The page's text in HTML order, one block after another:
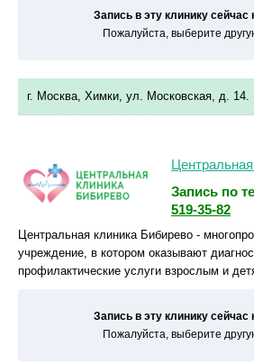
Запись в эту клинику сейчас
Пожалуйста, выберите
г. Москва, Химки, ул. Московская, д. 14.
Запись по
519-35-82
Центральная клиника Бибирево -
учреждение, в котором оказывают
профилактические услуги взрослым и
Запись в эту клинику сейчас
Пожалуйста, выберите